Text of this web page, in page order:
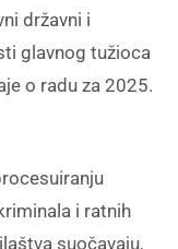
državni i
glavnog tužioca
o radu za 2025.
i ratnih
suočavaju,